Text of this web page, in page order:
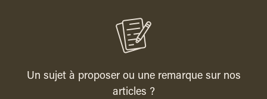
Un sujet à proposer ou une remarque sur nos
articles ?